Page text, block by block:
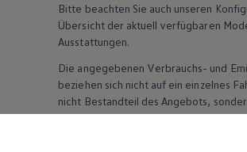
Bitte beachten Sie auch unseren
Übersicht der aktuell verfügbaren
Ausstattungen.
Die angegebenen Verbrauchs- und
beziehen sich nicht auf ein einzelnes
nicht Bestandteil des Angebots,
Vergleichszwecken zwischen den